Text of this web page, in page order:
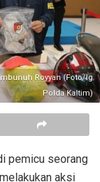
Royyan (Foto/Ig
Polda Kaltim)
pemicu seorang
aksi